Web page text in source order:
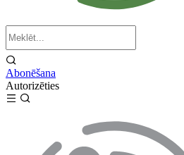
Abonēšana
Autorizēties